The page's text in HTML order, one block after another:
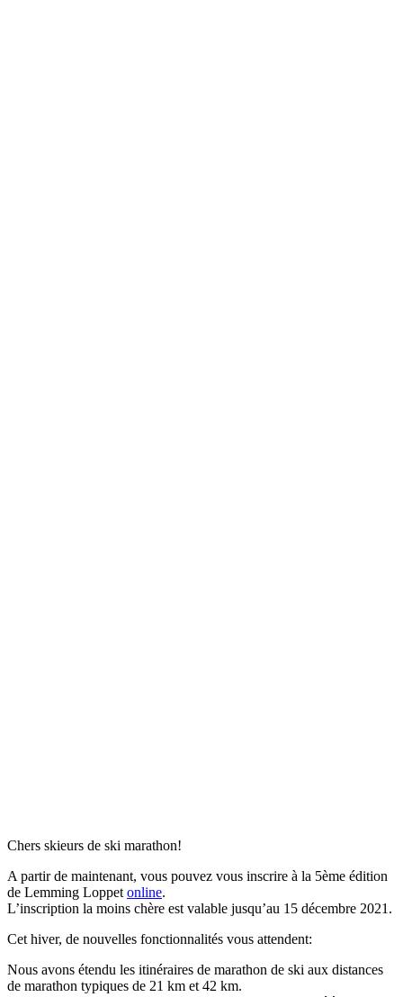
Chers skieurs de ski marathon!
A partir de maintenant, vous pouvez vous inscrire à la 5ème édition
de Lemming Loppet online.
L’inscription la moins chère est valable jusqu’au 15 décembre 2021.
Cet hiver, de nouvelles fonctionnalités vous attendent:
Nous avons étendu les itinéraires de marathon de ski aux distances
de marathon typiques de 21 km et 42 km.